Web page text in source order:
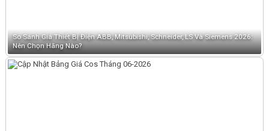
So Sánh Giá Thiết Bị Điện ABB, Mitsubishi, Schneider, LS Và Siemens 2026:
Nên Chọn Hãng Nào?